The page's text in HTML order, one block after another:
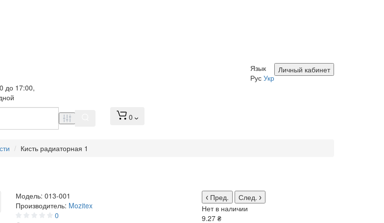
Личный кабинет
Язык
Рус Укр
до 17:00,
0
Кисть радиаторная 1
Модель: 013-001
Производитель: Mozitex
0
Пред.
След.
Нет в наличии
9.27 ₴